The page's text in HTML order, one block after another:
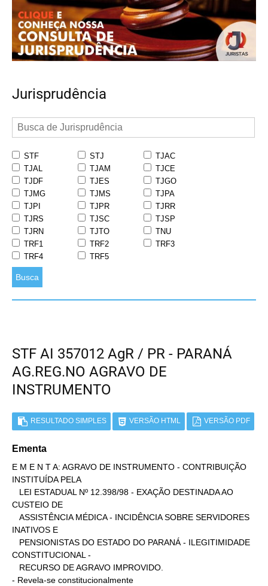
Jurisprudência
STF STJ
TJAC
TJAL
TJAM
TJCE
TJDF
TJES
TJGO
TJMG
TJMS
TJPA
TJPI
TJPR
TJRR
TJRS
TJSC
TJSP
TJRN
TJTO
TNU
TRF1
TRF2
TRF3
TRF4
TRF5
Busca
STF AI 357012 AgR / PR - PARANÁ
AG.REG.NO AGRAVO DE
INSTRUMENTO
RESULTADO SIMPLES VERSÃO HTML VERSÃO PDF
Ementa
E M E N T A: AGRAVO DE INSTRUMENTO - CONTRIBUIÇÃO
INSTITUÍDA PELA
CUSTEIO DE
INATIVOS E
CONSTITUCIONAL -
- Revela-se constitucionalmente